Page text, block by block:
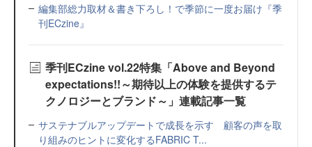
編集部総力取材＆書き下ろし！で季節に一度お届け『季
刊ECzine』
季刊ECzine vol.22特集「Above and Beyond
expectations!!～期待以上の体験を提供するテ
クノロジーとブランド～」連載記事一覧
サステナブルアップデートで成長を示す 顧客の声を取
り組みのヒントに変化するFABRIC T...